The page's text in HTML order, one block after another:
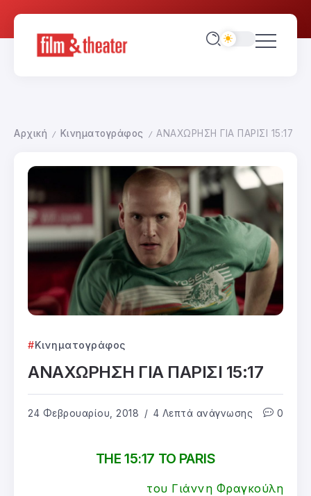
Αρχική / Κινηματογράφος / ΑΝΑΧΩΡΗΣΗ ΓΙΑ ΠΑΡΙΣΙ 15:17
Κινηματογράφος
ΑΝΑΧΩΡΗΣΗ ΓΙΑ ΠΑΡΙΣΙ 15:17
24 Φεβρουαρίου, 2018 4 Λεπτά ανάγνωσης 0
THE 15:17 TO PARIS
του Γιάννη Φραγκούλη